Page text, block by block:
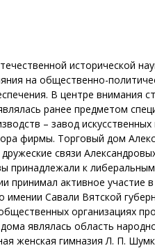
исторической
на общественно-
В центре внимания
ранее предметом
– завод
фирмы. Торговый дом
связи
принадлежали к
принимал активное
Савали Вятской
организациях
являлась область
женская гимназия Л. П.